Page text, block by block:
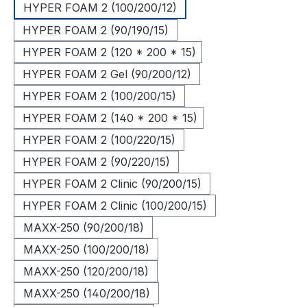
HYPER FOAM 2 (100/200/12)
HYPER FOAM 2 (90/190/15)
HYPER FOAM 2 (120 * 200 * 15)
HYPER FOAM 2 Gel (90/200/12)
HYPER FOAM 2 (100/200/15)
HYPER FOAM 2 (140 * 200 * 15)
HYPER FOAM 2 (100/220/15)
HYPER FOAM 2 (90/220/15)
HYPER FOAM 2 Clinic (90/200/15)
HYPER FOAM 2 Clinic (100/200/15)
MAXX-250 (90/200/18)
MAXX-250 (100/200/18)
MAXX-250 (120/200/18)
MAXX-250 (140/200/18)